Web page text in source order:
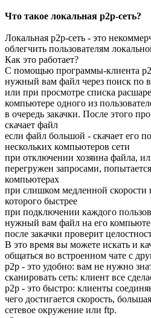
Что такое локальная p2p-сеть?
Локальная p2p-сеть - это
облегчить пользователям
Как это работает?
С помощью программы-клиента
нужный вам файл через поиск по
или при просмотре списка
компьютере одного из
в очередь закачки. После этого
скачает файл
если файл большой - скачает его
нескольких компьютеров сети
при отключении хозяина файла,
перегружен запросами,
компьютерах
при слишком медленной скорости
которого быстрее
при подключении каждого
нужный вам файл на его
после закачки проверит
В это время вы можете искать и
общаться во встроенном чате с
p2p - это удобно: вам не нужно
сканировать сеть: клиент все
p2p - это быстро: клиенты
чего достигается скорость,
сетевое окружение или ftp.